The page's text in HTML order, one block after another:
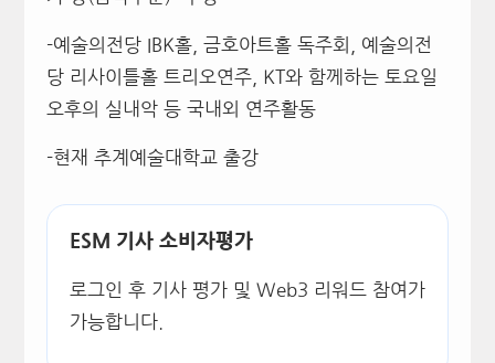
-예술의전당 IBK홀, 금호아트홀 독주회, 예술의전
당 리사이틀홀 트리오연주, KT와 함께하는 토요일
오후의 실내악 등 국내외 연주활동
-현재 추계예술대학교 출강
ESM 기사 소비자평가
로그인 후 기사 평가 및 Web3 리워드 참여가
가능합니다.